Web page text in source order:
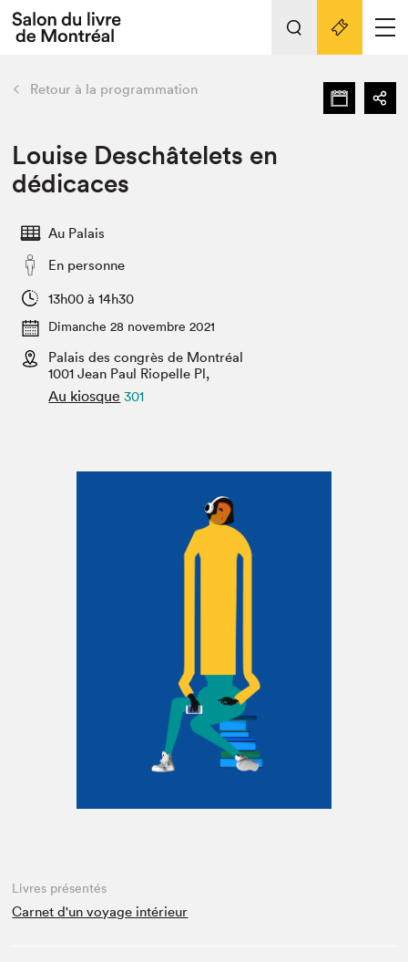
Espace médias
Espace exposant⋅e⋅s
Tout sur l'édition 2022
Actualités
Club de lecture Braindate
retour Nos activités
Édition 2022
Planifier sa visite
Nous connaître
Projets partenaires 2022
Archives
Liens pratiques
Retour à la programmation
Louise Deschâtelets en
dédicaces
Au Palais
En personne
13h00 à 14h30
Dimanche 28 novembre 2021
Palais des congrès de Montréal
1001 Jean Paul Riopelle Pl,
Au kiosque 301
Livres présentés
Carnet d'un voyage intérieur